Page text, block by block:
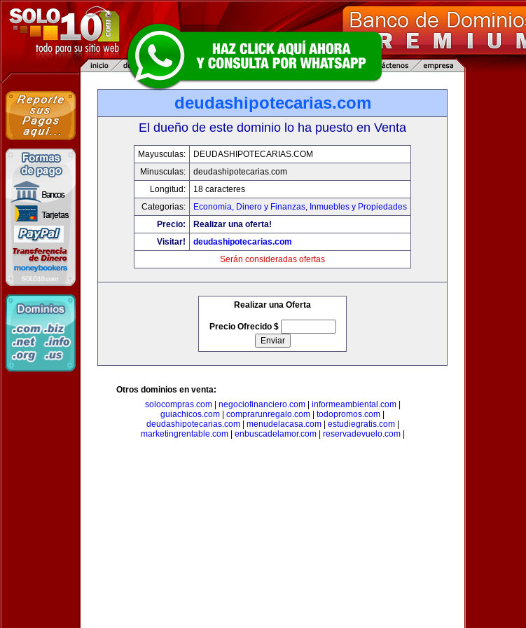
deudashipotecarias.com
El dueño de este dominio lo ha puesto en Venta
Mayusculas:
DEUDASHIPOTECARIAS.COM
Minusculas:
deudashipotecarias.com
Longitud:
18 caracteres
Categorias:
Economia, Dinero y Finanzas, Inmuebles y Propiedades
Precio:
Realizar una oferta!
Visitar!
deudashipotecarias.com
Serán consideradas ofertas
Realizar una Oferta
Precio Ofrecido $
Otros dominios en venta:
solocompras.com| negociofinanciero.com| informeambiental.com|
guiachicos.com
comprarunregalo.com todopromos.com
deudashipotecarias.com| menudelacasa.com| estudiegratis.com|
marketingrentable.com| enbuscadelamor.com| reservadevuelo.com|